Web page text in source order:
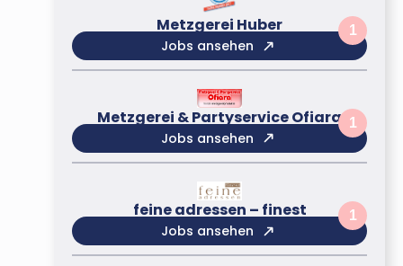
Metzgerei Huber 1
Jobs ansehen
Metzgerei & Partyservice Ofiara 1
Jobs ansehen
feine adressen – finest 1
Jobs ansehen